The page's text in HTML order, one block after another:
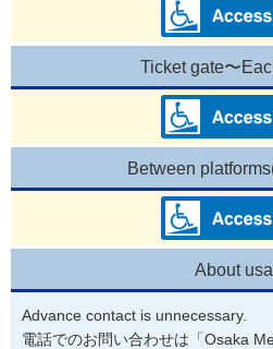
Ticket gate〜
Between
About
Advance contact is unnecessary.
電話でのお問い合わせは「Osaka